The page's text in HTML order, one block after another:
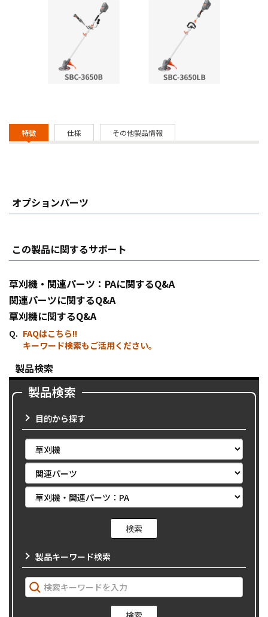
特徴 仕様 その他製品情報
オプションパーツ
この製品に関するサポート
草刈機・関連パーツ：PAに関するQ&A
関連パーツに関するQ&A
草刈機に関するQ&A
FAQはこちら!!
キーワード検索もご活用ください。
製品検索
製品検索
目的から探す
製品キーワード検索